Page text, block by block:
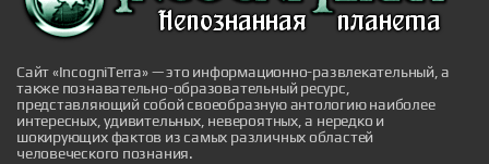
Скидка 360 тысяч на Москвич 3:
Сайт «IncogniTerra» — это информационно-развлекательный, а
также познавательно-образовательный ресурс,
представляющий собой своеобразную антологию наиболее
интересных, удивительных, невероятных, а нередко и
шокирующих фактов из самых различных областей
человеческого познания.